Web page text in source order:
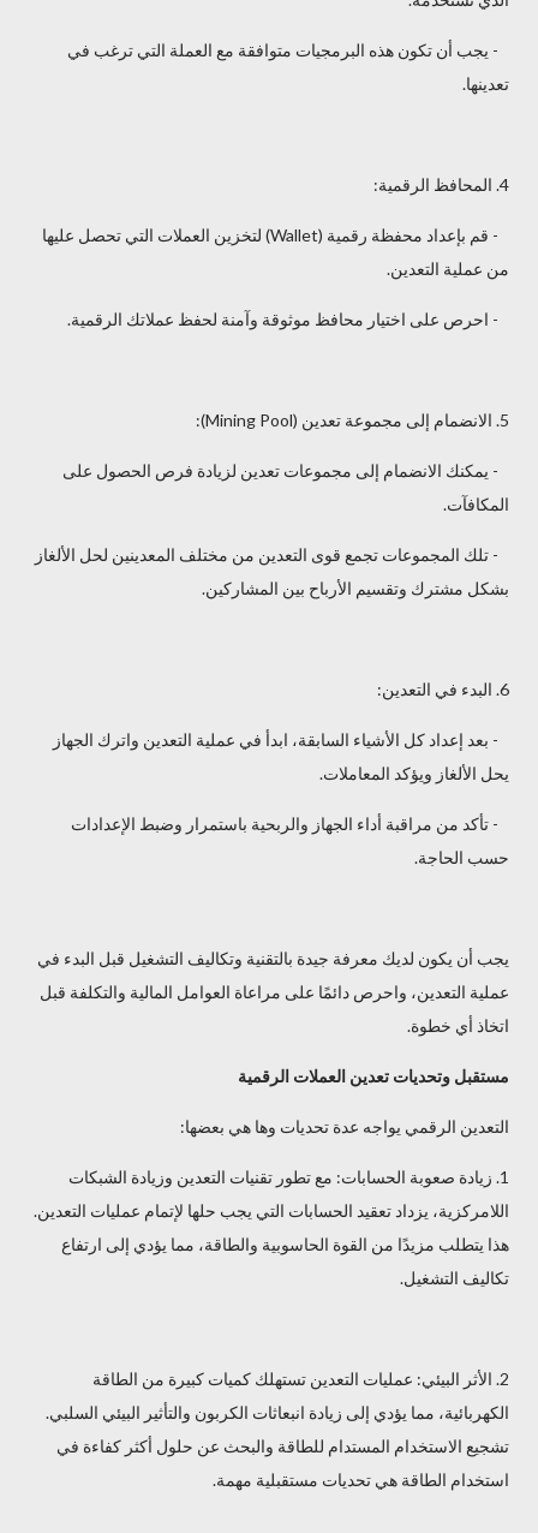
- يجب أن تكون هذه البرمجيات متوافقة مع العملة التي ترغب في
تعدينها.
4. المحافظ الرقمية:
- قم بإعداد محفظة رقمية (Wallet) لتخزين العملات التي تحصل عليها
من عملية التعدين.
- احرص على اختيار محافظ موثوقة وآمنة لحفظ عملاتك الرقمية.
5. الانضمام إلى مجموعة تعدين (Mining Pool):
- يمكنك الانضمام إلى مجموعات تعدين لزيادة فرص الحصول على
المكافآت.
- تلك المجموعات تجمع قوى التعدين من مختلف المعدينين لحل الألغاز
بشكل مشترك وتقسيم الأرباح بين المشاركين.
6. البدء في التعدين:
- بعد إعداد كل الأشياء السابقة، ابدأ في عملية التعدين واترك الجهاز
يحل الألغاز ويؤكد المعاملات.
- تأكد من مراقبة أداء الجهاز والربحية باستمرار وضبط الإعدادات
حسب الحاجة.
يجب أن يكون لديك معرفة جيدة بالتقنية وتكاليف التشغيل قبل البدء في
عملية التعدين، واحرص دائمًا على مراعاة العوامل المالية والتكلفة قبل
اتخاذ أي خطوة.
مستقبل وتحديات تعدين العملات الرقمية
التعدين الرقمي يواجه عدة تحديات وها هي بعضها:
1. زيادة صعوبة الحسابات: مع تطور تقنيات التعدين وزيادة الشبكات
اللامركزية، يزداد تعقيد الحسابات التي يجب حلها لإتمام عمليات التعدين.
هذا يتطلب مزيدًا من القوة الحاسوبية والطاقة، مما يؤدي إلى ارتفاع
تكاليف التشغيل.
2. الأثر البيئي: عمليات التعدين تستهلك كميات كبيرة من الطاقة
الكهربائية، مما يؤدي إلى زيادة انبعاثات الكربون والتأثير البيئي السلبي.
تشجيع الاستخدام المستدام للطاقة والبحث عن حلول أكثر كفاءة في
استخدام الطاقة هي تحديات مستقبلية مهمة.